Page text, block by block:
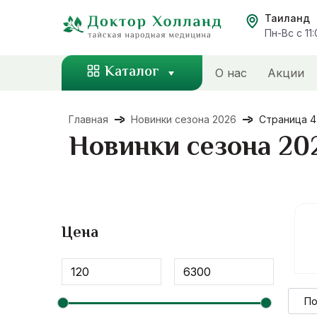
Таиланд
Пн-Вс с
Каталог О нас Акции
Главная Новинки сезона 2026 Страница 4
Новинки сезона
Цена